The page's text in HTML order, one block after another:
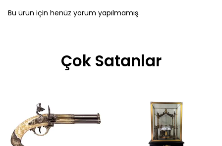
Bu ürün için henüz yorum yapılmamış.
Çok Satanlar